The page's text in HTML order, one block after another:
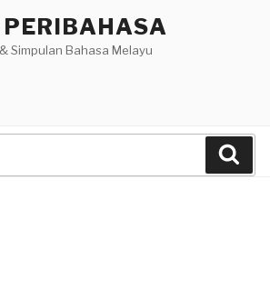
Simpulan Bahasa Melayu